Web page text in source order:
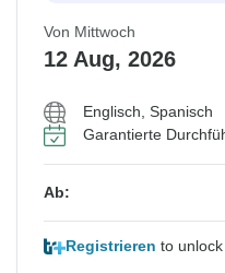
Von Mittwoch
12 Aug, 2026
Englisch, Spanisch
Garantierte
Ab:
Registrieren to